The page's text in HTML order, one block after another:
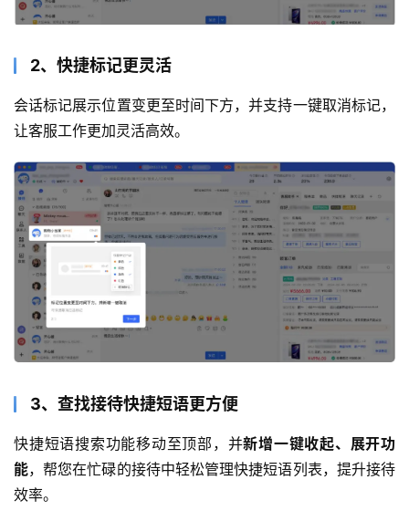
2、快捷标记更灵活
会话标记展示位置变更至时间下方，并支持一键取消标记，
让客服工作更加灵活高效。
3、查找接待快捷短语更方便
快捷短语搜索功能移动至顶部，并新增一键收起、展开功
能，帮您在忙碌的接待中轻松管理快捷短语列表，提升接待
效率。